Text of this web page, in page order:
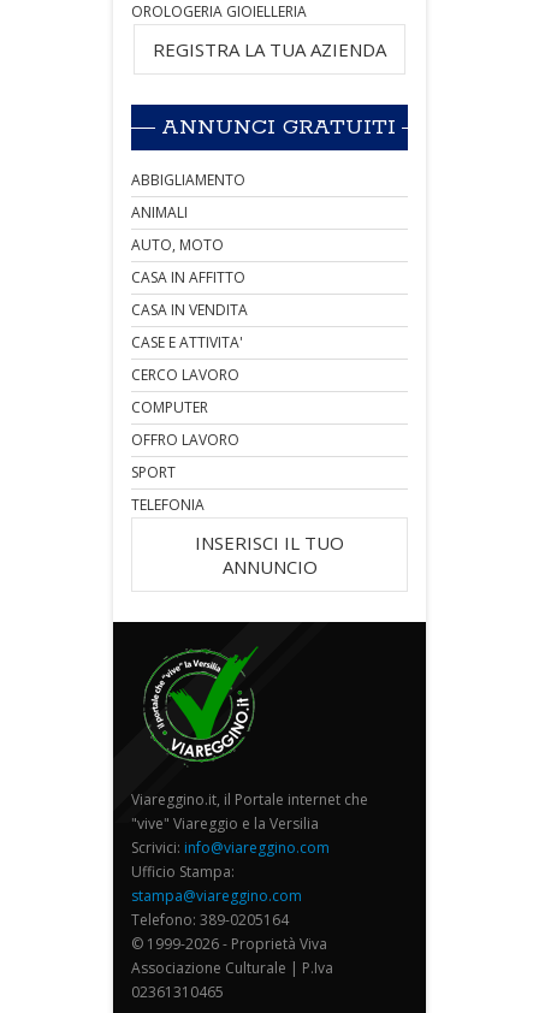
OROLOGERIA GIOIELLERIA
REGISTRA LA TUA AZIENDA
ANNUNCI GRATUITI
ABBIGLIAMENTO
ANIMALI
AUTO, MOTO
CASA IN AFFITTO
CASA IN VENDITA
CASE E ATTIVITA'
CERCO LAVORO
COMPUTER
OFFRO LAVORO
SPORT
TELEFONIA
INSERISCI IL TUO
ANNUNCIO
Viareggino.it, il Portale internet che
"vive" Viareggio e la Versilia
Scrivici: info@viareggino.com
Ufficio Stampa:
stampa@viareggino.com
Telefono: 389-0205164
© 1999-2026 - Proprietà Viva
Associazione Culturale | P.Iva
02361310465